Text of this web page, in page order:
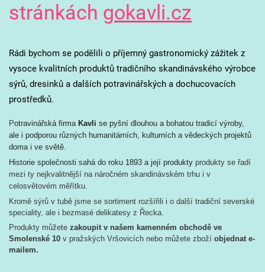
stránkách gokavli.cz
Rádi bychom se podělili o příjemný gastronomický zážitek z
vysoce kvalitních produktů tradičního skandinávského výrobce
sýrů, dresinků a dalších potravinářských a dochucovacích
prostředků.
Potravinářská firma Kavli se pyšní dlouhou a bohatou tradicí výroby,
ale i podporou různých humanitárních, kulturních a vědeckých projektů
doma i ve světě.
Historie společnosti sahá do roku 1893 a její produktyprodukty se řadí
mezi ty nejkvalitnější na náročném skandinávském trhu i v
celosvětovém měřítku.
Kromě sýrů v tubě jsme se sortiment rozšířili i o další tradiční severské
speciality, ale i bezmasé delikatesy z Řecka.
Produkty můžete zakoupit v našem kamenném obchodě ve
Smolenské 10v pražských Vršovicích nebo můžete zboží objednat e-
mailem.